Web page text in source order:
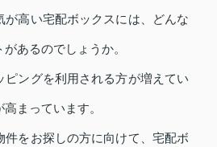
が高い宅配ボックスには、どんな
あるのでしょうか。
ピングを利用される方が増えてい
まっています。
件をお探しの方に向けて、宅配ボ